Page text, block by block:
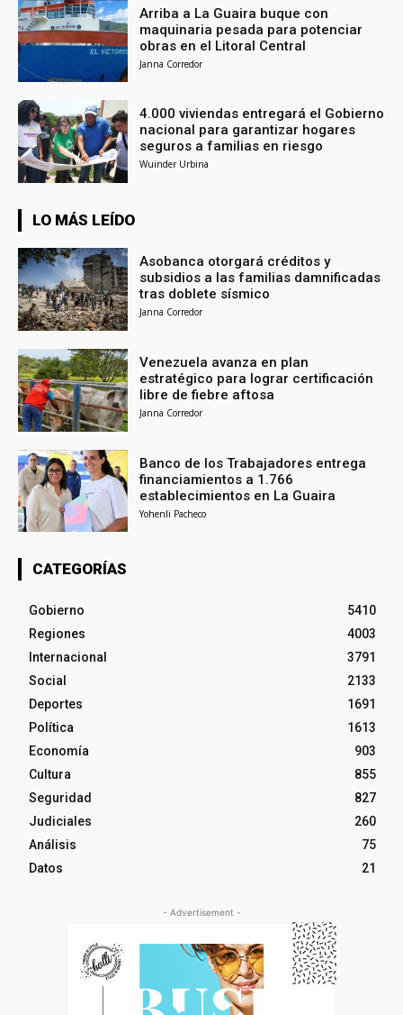
Arriba a La Guaira buque con
maquinaria pesada para potenciar
obras en el Litoral Central
Janna Corredor
4.000 viviendas entregará el Gobierno
nacional para garantizar hogares
seguros a familias en riesgo
Wuinder Urbina
LO MÁS LEÍDO
Asobanca otorgará créditos y
subsidios a las familias damnificadas
tras doblete sísmico
Janna Corredor
Venezuela avanza en plan
estratégico para lograr certificación
libre de fiebre aftosa
Janna Corredor
Banco de los Trabajadores entrega
financiamientos a 1.766
establecimientos en La Guaira
Yohenli Pacheco
CATEGORÍAS
Gobierno
5410
Regiones
4003
Internacional
3791
Social
2133
Deportes
1691
Política
1613
Economía
903
Cultura
855
Seguridad
827
Judiciales
260
Análisis
75
Datos
21
- Advertisement -